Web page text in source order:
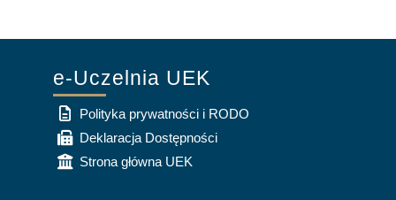
e-Uczelnia UEK
Polityka prywatności i RODO
Deklaracja Dostępności
Strona główna UEK